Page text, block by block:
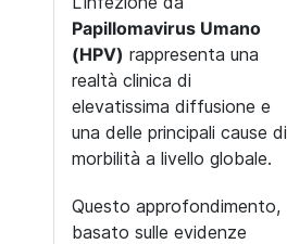
Papillomavirus Umano
(HPV) rappresenta una
realtà clinica di
elevatissima diffusione e
una delle principali cause di
morbilità a livello globale.
Questo approfondimento,
basato sulle evidenze